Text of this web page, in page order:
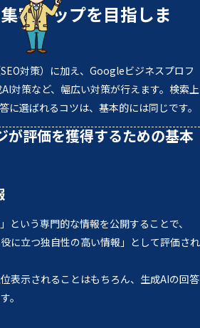
客アップを目指しま
対策）に加え、Googleビジネスプロフ
対策など、幅広い対策が行えます。検索上
に選ばれるコツは、基本的には同じです。
が評価を獲得するための基本
という専門的な情報を公開することで、
に立つ独自性の高い情報」として評価され
表示されることはもちろん、生成AIの回答
。